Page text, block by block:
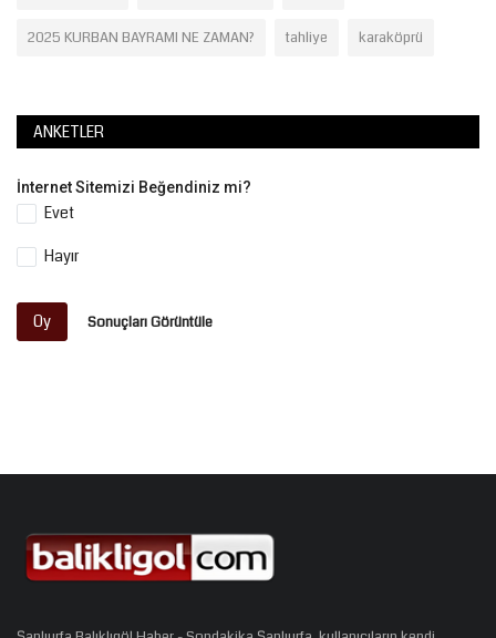
2025 KURBAN BAYRAMI NE ZAMAN? tahliye karaköprü
ANKETLER
İnternet Sitemizi Beğendiniz mi?
Evet
Hayır
Oy Sonuçları Görüntüle